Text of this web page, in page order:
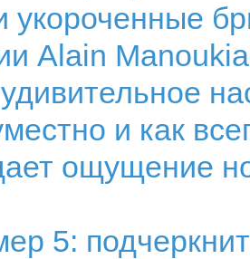
укороченные
Alain
и как
ощущение
5: